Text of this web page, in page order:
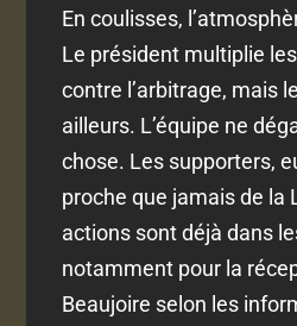
En coulisses,
Le président multiplie
contre l’arbitrage, mais
ailleurs. L’équipe ne
chose. Les supporters,
proche que jamais de la
actions sont déjà dans
notamment pour la
Beaujoire selon les